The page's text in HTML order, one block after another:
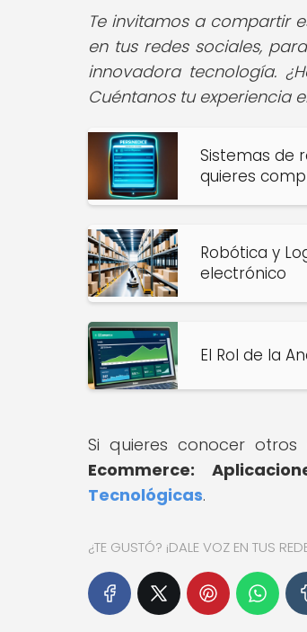
Te invitamos a compartir
en tus redes sociales,
innovadora tecnología.
Cuéntanos tu experiencia
Sistemas de
quieres
Robótica y
electrónico
El Rol de la
Si quieres conocer
Ecommerce:
Tecnológicas.
¿TE GUSTÓ? ¡DALE VOZ EN TUS